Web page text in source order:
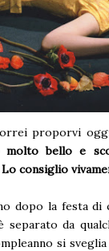
proporvi
bello e
consiglio
dopo la festa di
da
si